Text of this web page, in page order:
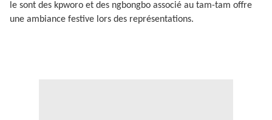
le sont des kpworo et des ngbongbo associé au tam-tam offre
une ambiance festive lors des représentations.